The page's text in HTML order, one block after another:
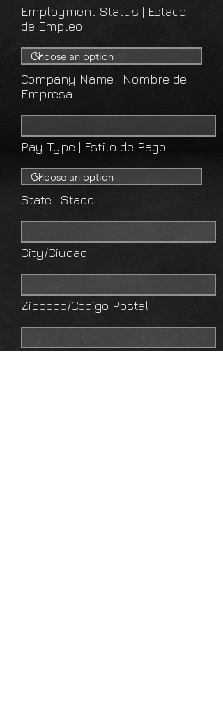
Employment Status | Estado
de Empleo
Company Name | Nombre de
Empresa
Pay Type | Estilo de Pago
State | Stado
City/Ciudad
Zipcode/Codigo Postal